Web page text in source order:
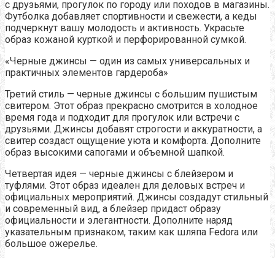
с друзьями, прогулок по городу или походов в магазины.
Футболка добавляет спортивности и свежести, а кеды
подчеркнут вашу молодость и активность. Украсьте
образ кожаной курткой и перфорированной сумкой.
«Черные джинсы — один из самых универсальных и
практичных элементов гардероба»
Третий стиль — черные джинсы с большим пушистым
свитером. Этот образ прекрасно смотрится в холодное
время года и подходит для прогулок или встречи с
друзьями. Джинсы добавят строгости и аккуратности, а
свитер создаст ощущение уюта и комфорта. Дополните
образ высокими сапогами и объемной шапкой.
Четвертая идея — черные джинсы с блейзером и
туфлями. Этот образ идеален для деловых встреч и
официальных мероприятий. Джинсы создадут стильный
и современный вид, а блейзер придаст образу
официальности и элегантности. Дополните наряд
указательным признаком, таким как шляпа Fedora или
большое ожерелье.